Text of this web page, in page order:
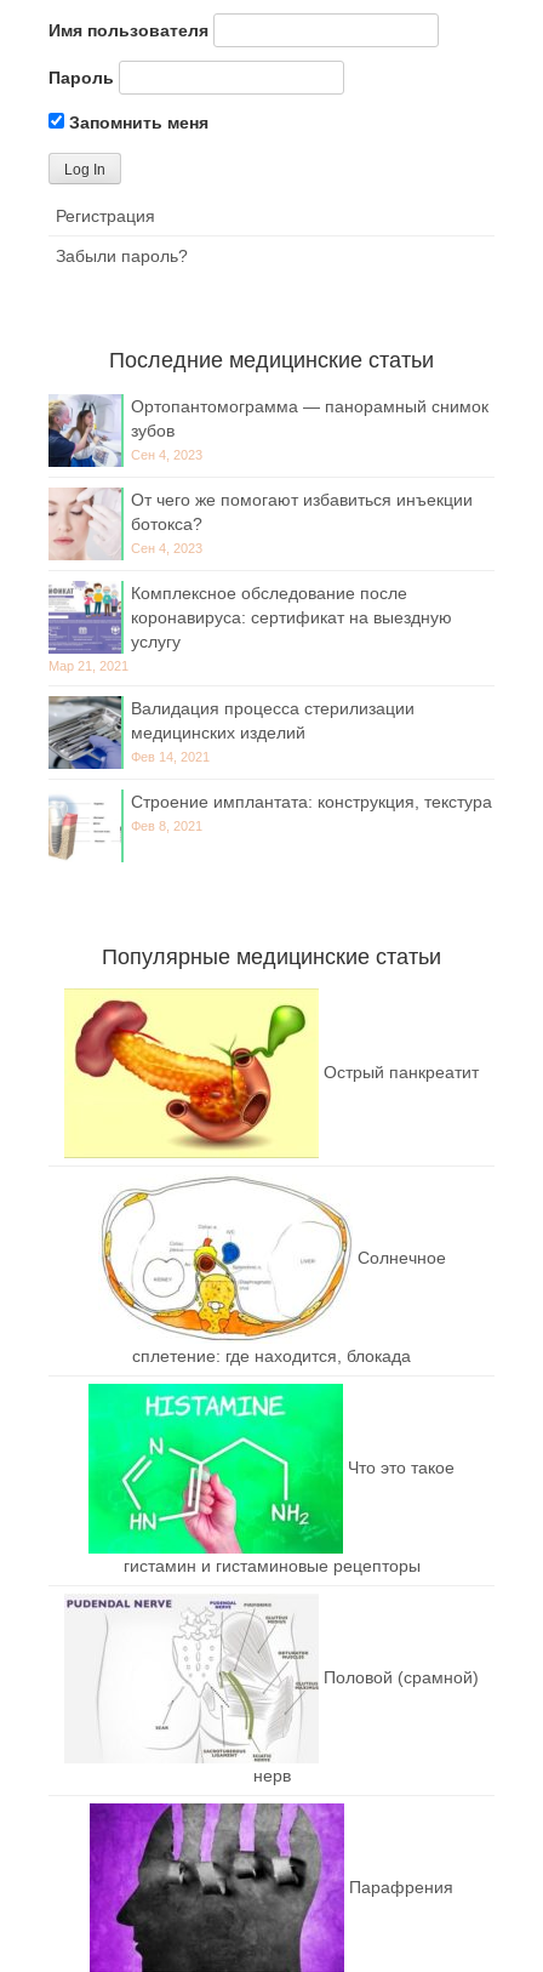
Имя пользователя
Пароль
Запомнить меня
Регистрация
Забыли пароль?
Последние медицинские статьи
Ортопантомограмма — панорамный снимок
зубов
Сен 4, 2023
От чего же помогают избавиться инъекции
ботокса?
Сен 4, 2023
Комплексное обследование после
коронавируса: сертификат на выездную
услугу
Мар 21, 2021
Валидация процесса стерилизации
медицинских изделий
Фев 14, 2021
Строение имплантата: конструкция, текстура
Фев 8, 2021
Популярные медицинские статьи
Острый панкреатит
Солнечное
сплетение: где находится, блокада
Что это такое
гистамин и гистаминовые рецепторы
Половой (срамной)
нерв
Парафрения